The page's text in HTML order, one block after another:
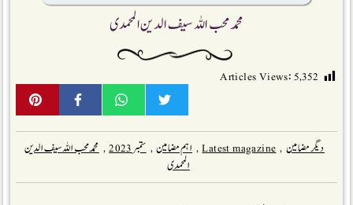
محمد محب اللہ سیف الدین المحمدی
دیگر مضامین ,
Latest magazine
, اہم مضامین , ستمبر 2023 , محمد محب اللہ سیف الدین
المحمدی
Articles Views:5,352